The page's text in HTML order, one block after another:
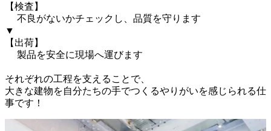
【検査】
不良がないかチェックし、品質を守ります
▼
【出荷】
製品を安全に現場へ運びます
それぞれの工程を支えることで、
大きな建物を自分たちの手でつくるやりがいを感じられる仕
事です！